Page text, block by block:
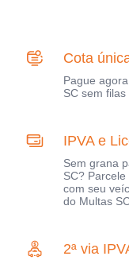
Cota
Pague
SC sem
IPVA e
Sem grana
SC?
com seu
do Multas
2ª via